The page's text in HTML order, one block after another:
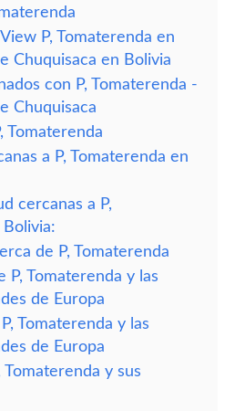
P, Tomaterenda en
Chuquisaca en Bolivia
con P, Tomaterenda -
Chuquisaca
Tomaterenda
a P, Tomaterenda en
cercanas a P,
de P, Tomaterenda
P, Tomaterenda y las
de Europa
Tomaterenda y las
de Europa
Tomaterenda y sus